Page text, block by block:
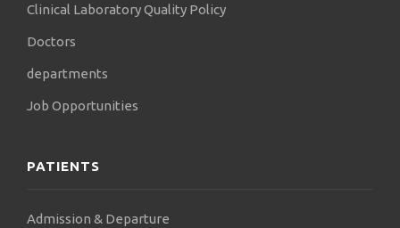
Clinical Laboratory Quality Policy
Doctors
departments
Job Opportunities
PATIENTS
Admission & Departure